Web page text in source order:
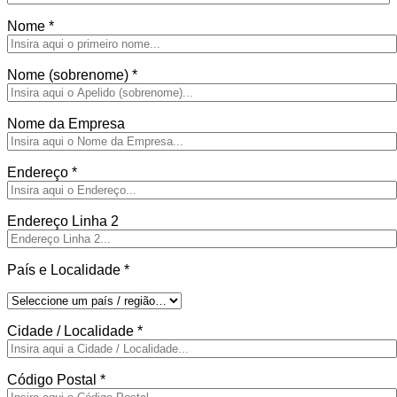
Nome *
Nome (sobrenome) *
Nome da Empresa
Endereço *
Endereço Linha 2
País e Localidade *
Cidade / Localidade *
Código Postal *